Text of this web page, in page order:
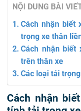
NỘI DUNG BÀI
Cách nhận biết
trọng xe thân
Cách nhận biết
trên thân xe
Các loại tải
Cách nhận